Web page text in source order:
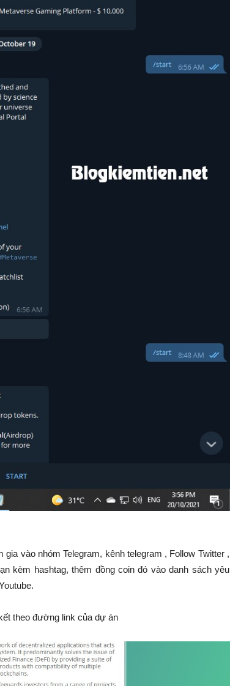
vào nhóm Telegram, kênh telegram , Follow Twitter ,
kèm hashtag, thêm đồng coin đó vào danh sách yêu
theo đường link của dự án